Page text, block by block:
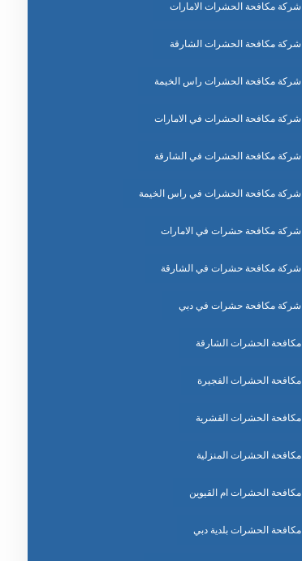
شركة مكافحة الحشرات الامارات
شركة مكافحة الحشرات الشارقة
شركة مكافحة الحشرات راس الخيمة
شركة مكافحة الحشرات في الامارات
شركة مكافحة الحشرات في الشارقة
شركة مكافحة الحشرات في راس الخيمة
شركة مكافحة حشرات في الامارات
شركة مكافحة حشرات في الشارقة
شركة مكافحة حشرات في دبي
مكافحة الحشرات الشارقة
مكافحة الحشرات الفجيرة
مكافحة الحشرات القشرية
مكافحة الحشرات المنزلية
مكافحة الحشرات ام القيوين
مكافحة الحشرات بلدية دبي